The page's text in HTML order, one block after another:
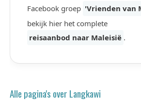
Facebook groep 'Vrienden van
bekijk hier het complete
reisaanbod naar Maleisië .
Alle pagina's over Langkawi